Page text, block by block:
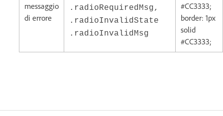
messaggio
di errore
.radioRequiredMsg,
.radioInvalidState
.radioInvalidMsg
#CC3333;
border: 1px
solid
#CC3333;